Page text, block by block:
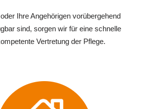
Ihre Angehörigen vorübergehend
sind, sorgen wir für eine schnelle
Vertretung der Pflege.